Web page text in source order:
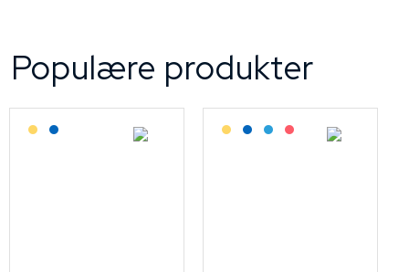
Populære produkter
Lagerført: Grossist
Lagerført: NEK Kabel Lagerført: Grossist
Lagerført: NEK Kabel
Bestilling: 2-3 uker
På forespørsel